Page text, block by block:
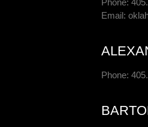
Phone:
Email:
Phone: